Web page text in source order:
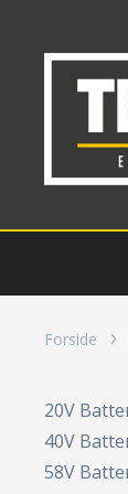
Forside
20V
40V
58V